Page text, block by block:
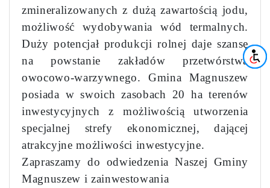
zmineralizowanych z dużą zawartością jodu,
możliwość wydobywania wód termalnych.
Duży potencjał produkcji rolnej daje szansę
na powstanie zakładów przetwórstwa
owocowo-warzywnego. Gmina Magnuszew
posiada w swoich zasobach 20 ha terenów
inwestycyjnych z możliwością utworzenia
specjalnej strefy ekonomicznej, dającej
atrakcyjne możliwości inwestycyjne.
Zapraszamy do odwiedzenia Naszej Gminy
Magnuszew i zainwestowania